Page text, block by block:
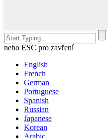
nebo ESC pro zavření
English
French
German
Portuguese
Spanish
Russian
Japanese
Korean
Arabic